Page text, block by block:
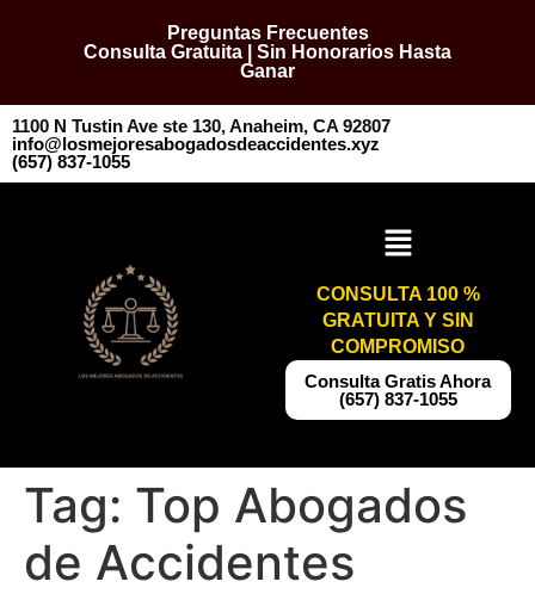
Preguntas Frecuentes
Consulta Gratuita | Sin Honorarios Hasta
Ganar
1100 N Tustin Ave ste 130, Anaheim, CA 92807
info@losmejoresabogadosdeaccidentes.xyz
​​(657) 837-1055
CONSULTA 100 %
GRATUITA Y SIN
COMPROMISO
​​Consulta Gratis Ahora
(657) 837-1055
Tag: Top Abogados
de Accidentes